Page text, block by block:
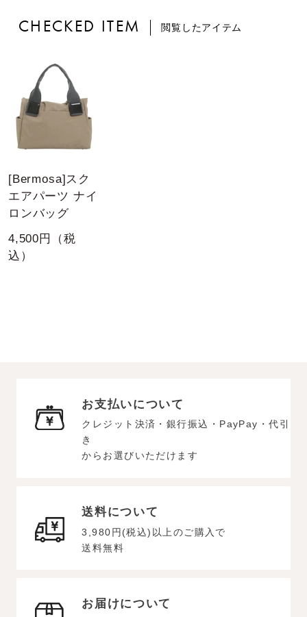
CHECKED ITEM 閲覧したアイテム
[Bermosa]スク
エアパーツ ナイ
ロンバッグ
4,500円（税
込）
お支払いについて
クレジット決済・銀行振込・PayPay・代引
き
からお選びいただけます
送料について
3,980円(税込)以上のご購入で
送料無料
お届けについて